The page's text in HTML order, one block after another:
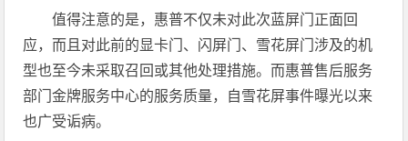
值得注意的是，惠普不仅未对此次蓝屏门正面回
应，而且对此前的显卡门、闪屏门、雪花屏门涉及的机
型也至今未采取召回或其他处理措施。而惠普售后服务
部门金牌服务中心的服务质量，自雪花屏事件曝光以来
也广受诟病。